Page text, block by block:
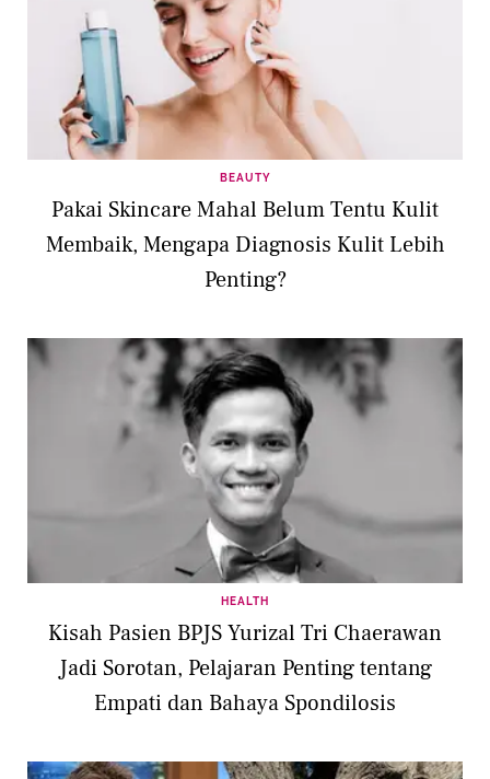
BEAUTY
Pakai Skincare Mahal Belum Tentu Kulit
Membaik, Mengapa Diagnosis Kulit Lebih
Penting?
HEALTH
Kisah Pasien BPJS Yurizal Tri Chaerawan
Jadi Sorotan, Pelajaran Penting tentang
Empati dan Bahaya Spondilosis